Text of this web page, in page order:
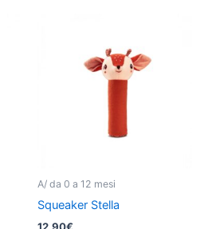
A/ da 0 a 12 mesi
Squeaker Stella